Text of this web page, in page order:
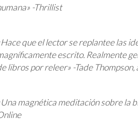
-Thrillist
que el lector se replantee las
escrito. Realmente
libros por releer» -Tade Thompson,
magnética meditación sobre la